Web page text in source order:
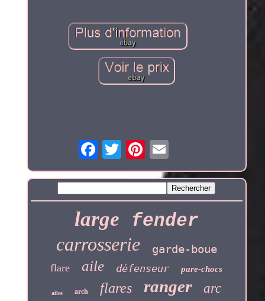
large fender
carrosserie garde-boue
flare aile défenseur pare-chocs
ailes arch flares ranger arc